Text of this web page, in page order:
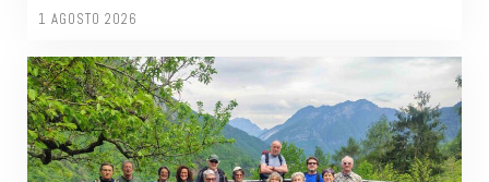
1 AGOSTO 2026